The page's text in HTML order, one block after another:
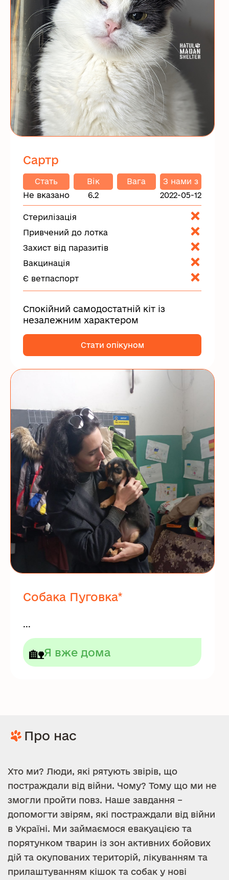
Сартр
Стать
Не вказано
Вік
6.2
Вага
З нами з
2022-05-12
Стерилізація
Привчений до лотка
Захист від паразитів
Вакцинація
Є ветпаспорт
Спокійний самодостатній кіт із
незалежним характером
Стати опікуном
Собака Пуговка*
...
🏡Я вже дома
Про нас
Хто ми? Люди, які рятують звірів, що
постраждали від війни. Чому? Тому що ми не
змогли пройти повз. Наше завдання –
допомогти звірям, які постраждали від війни
в Україні. Ми займаємося евакуацією та
порятунком тварин із зон активних бойових
дій та окупованих територій, лікуванням та
прилаштуванням кішок та собак у нові